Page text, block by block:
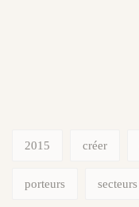
2015 créer
porteurs secteurs